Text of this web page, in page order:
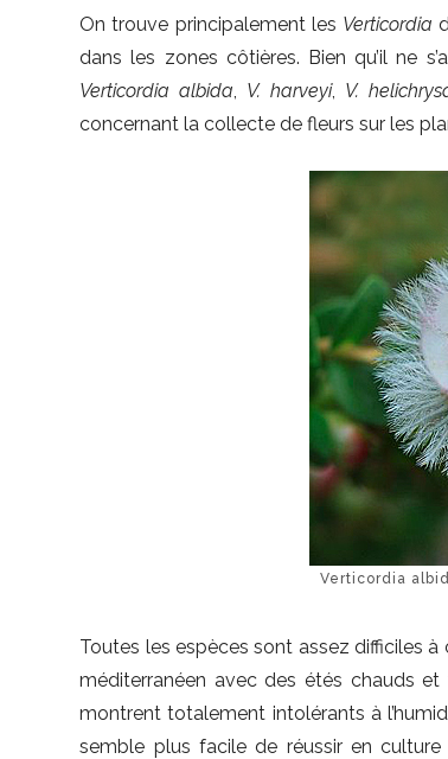
On trouve principalement les Verticordia
dans les zones côtières. Bien qu’il ne
Verticordia albida, V. harveyi, V.
concernant la collecte de fleurs sur les
Verticordia
Toutes les espèces sont assez difficiles
méditerranéen avec des étés chauds
montrent totalement intolérants à
semble plus facile de réussir en